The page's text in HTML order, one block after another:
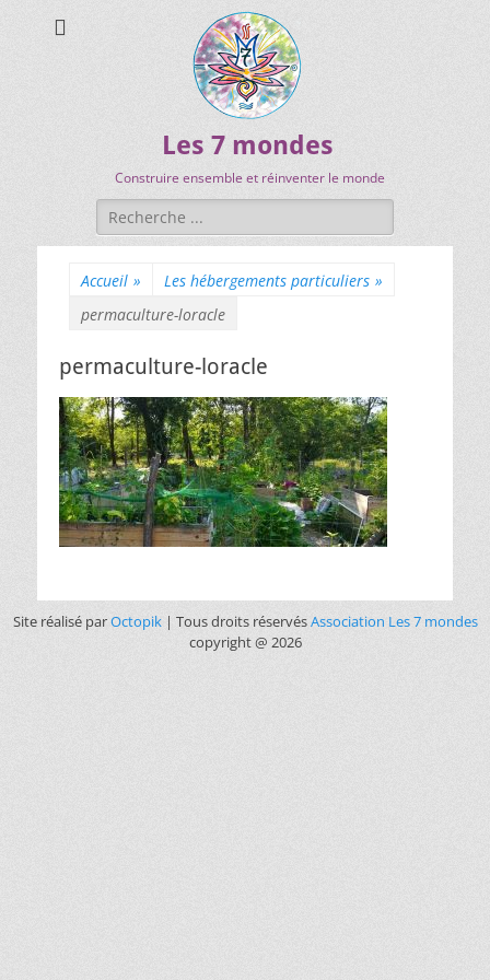
Les 7 mondes
Construire ensemble et réinventer le monde
Accueil » Les hébergements particuliers »
permaculture-loracle
permaculture-loracle
Site réalisé parOctopik| Tous droits réservésAssociation Les 7 mondes
copyright @ 2026